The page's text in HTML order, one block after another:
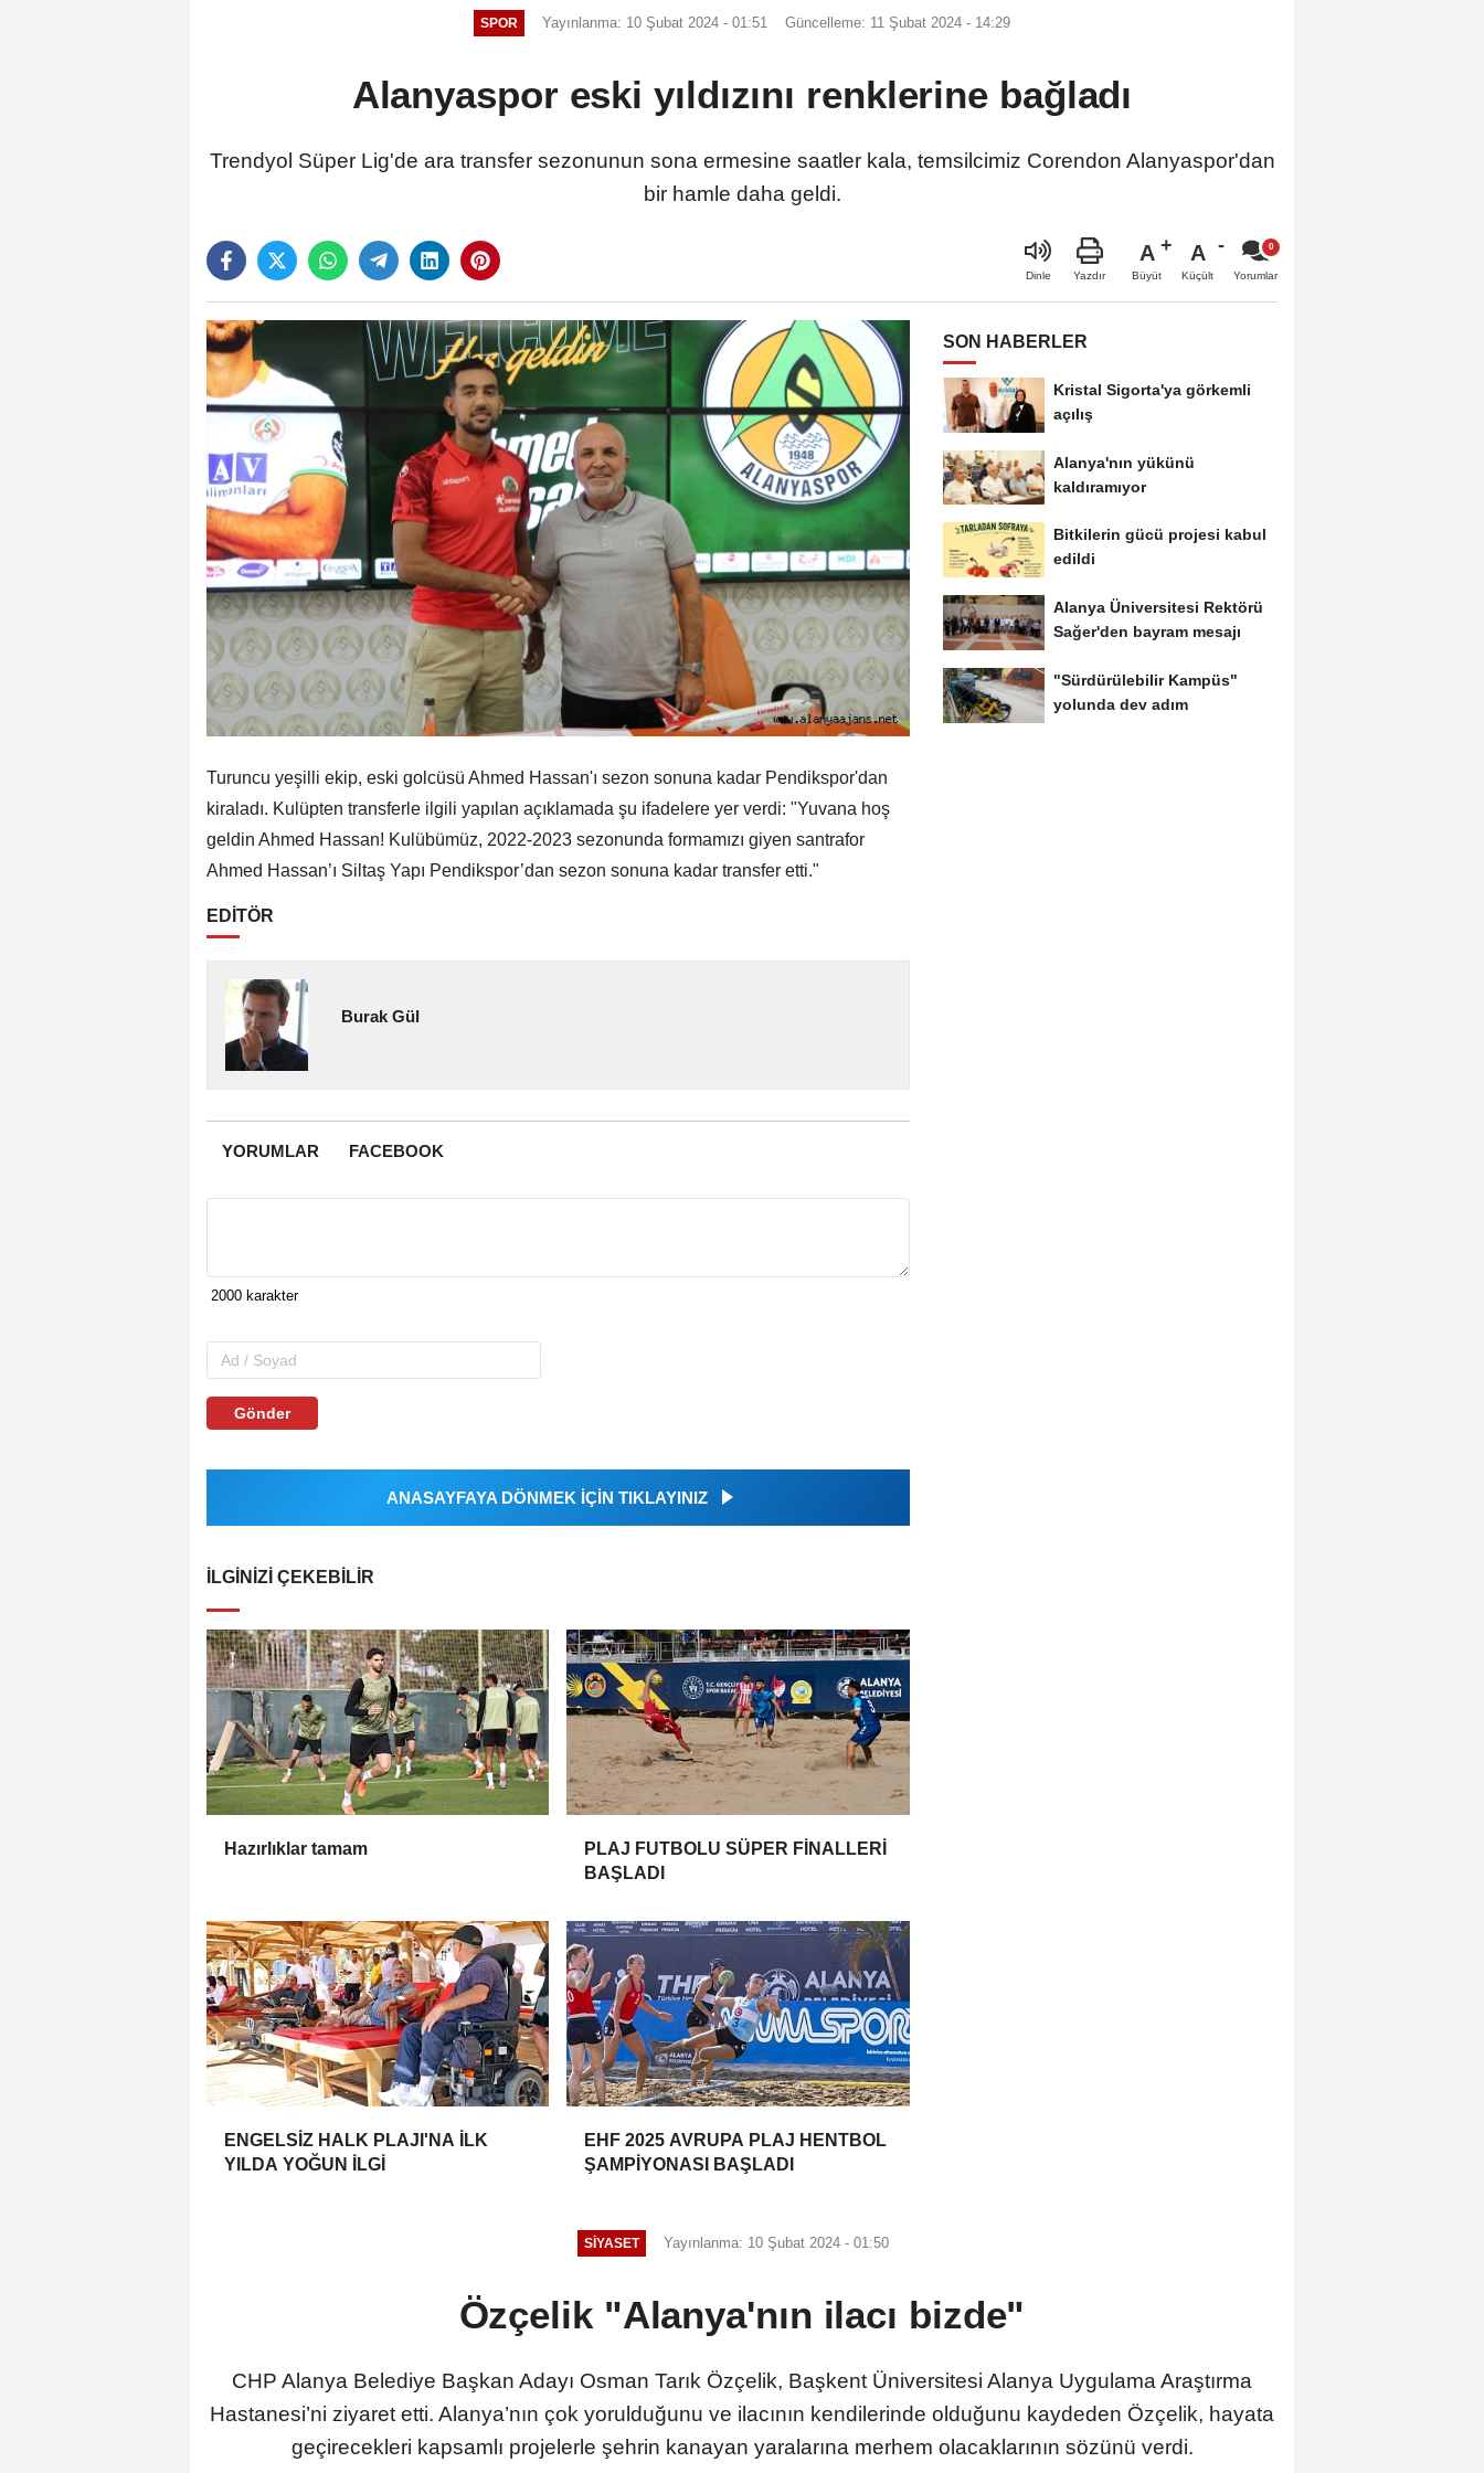
SPOR Yayınlanma: 10 Şubat 2024 - 01:51 Güncelleme: 11 Şubat 2024 - 14:29
Alanyaspor eski yıldızını renklerine bağladı
Trendyol Süper Lig'de ara transfer sezonunun sona ermesine saatler kala, temsilcimiz Corendon Alanyaspor'dan
bir hamle daha geldi.
Dinle Yazdır
A
Büyüt
A
Küçült Yorumlar
Turuncu yeşilli ekip, eski golcüsü Ahmed Hassan'ı sezon sonuna kadar Pendikspor'dan
kiraladı. Kulüpten transferle ilgili yapılan açıklamada şu ifadelere yer verdi: "Yuvana hoş
geldin Ahmed Hassan! Kulübümüz, 2022-2023 sezonunda formamızı giyen santrafor
Ahmed Hassan’ı Siltaş Yapı Pendikspor’dan sezon sonuna kadar transfer etti."
EDİTÖR
Burak Gül
YORUMLAR FACEBOOK
Gönder
ANASAYFAYA DÖNMEK İÇİN TIKLAYINIZ
İLGINIZI ÇEKEBILIR
Hazırlıklar tamam
PLAJ FUTBOLU SÜPER FİNALLERİ
BAŞLADI
ENGELSİZ HALK PLAJI'NA İLK
YILDA YOĞUN İLGİ
EHF 2025 AVRUPA PLAJ HENTBOL
ŞAMPİYONASI BAŞLADI
SON HABERLER
Kristal Sigorta'ya görkemli
açılış
Alanya'nın yükünü
kaldıramıyor
Bitkilerin gücü projesi kabul
edildi
Alanya Üniversitesi Rektörü
Sağer'den bayram mesajı
"Sürdürülebilir Kampüs"
yolunda dev adım
SİYASET Yayınlanma: 10 Şubat 2024 - 01:50
Özçelik "Alanya'nın ilacı bizde"
CHP Alanya Belediye Başkan Adayı Osman Tarık Özçelik, Başkent Üniversitesi Alanya Uygulama Araştırma
Hastanesi’ni ziyaret etti. Alanya’nın çok yorulduğunu ve ilacının kendilerinde olduğunu kaydeden Özçelik, hayata
geçirecekleri kapsamlı projelerle şehrin kanayan yaralarına merhem olacaklarının sözünü verdi.